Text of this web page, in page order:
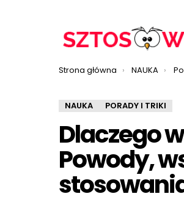
Jesteś tutaj:
Strona główna NAUKA
NAUKA PORADY I TRIKI
Dlaczego
Powody,